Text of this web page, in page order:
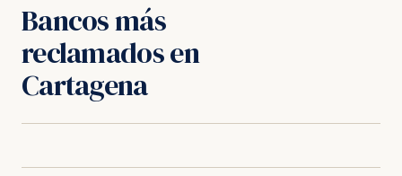
Bancos más
reclamados en
Cartagena